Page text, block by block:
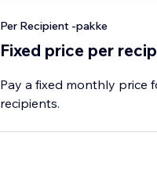
Per Recipient -pakke
Fixed price per
Pay a fixed monthly price